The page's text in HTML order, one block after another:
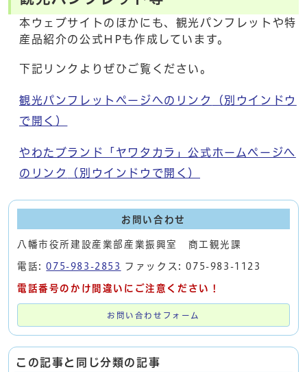
本ウェブサイトのほかにも、観光パンフレットや特
産品紹介の公式HPも作成しています。
下記リンクよりぜひご覧ください。
観光パンフレットページへのリンク
（別ウインドウ
で開く）
やわたブランド「ヤワタカラ」公式ホームページへ
のリンク
（別ウインドウで開く）
お問い合わせ
八幡市役所建設産業部産業振興室 商工観光課
電話:075-983-2853 ファックス: 075-983-1123
電話番号のかけ間違いにご注意ください！
お問い合わせフォーム
この記事と同じ分類の記事